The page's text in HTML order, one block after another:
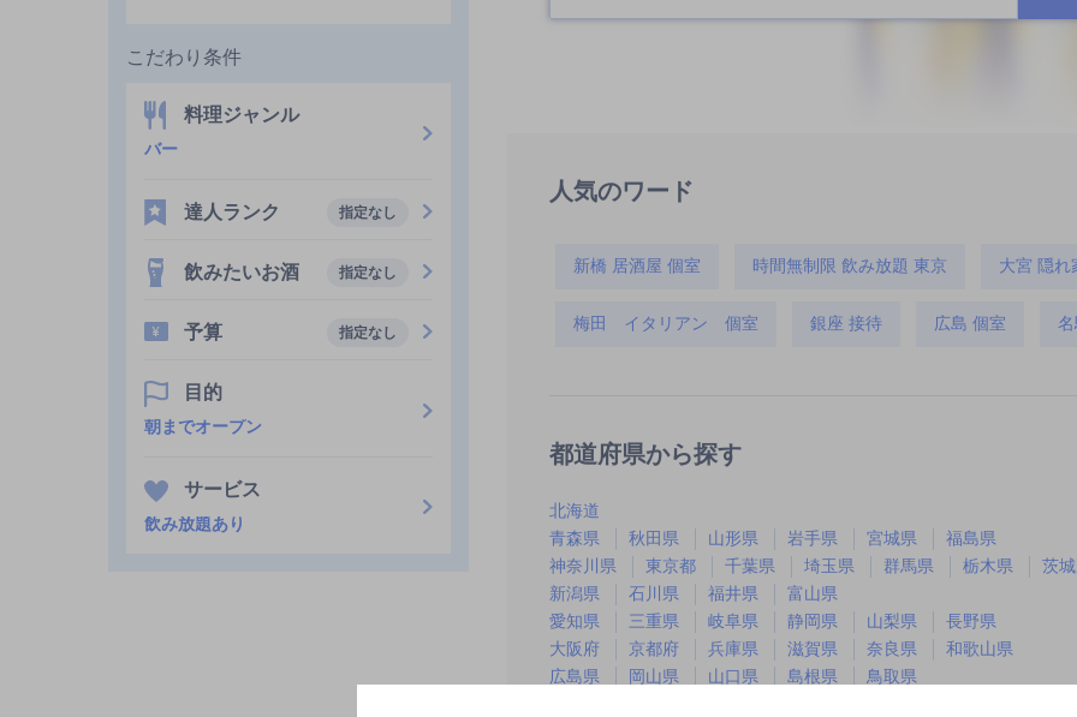
人気のワード
新橋 居酒屋 個室 時間無制限 飲み放題 東京 大宮 隠れ
梅田 イタリアン 個室 銀座 接待 広島 個室
都道府県から探す
北海道
青森県
秋田県 山形県 岩手県 宮城県
福島県
神奈川県
東京都 千葉県 埼玉県 群馬県 栃木県
茨
新潟県
石川県 福井県
富山県
愛知県
三重県 岐阜県 静岡県 山梨県
長野県
大阪府
京都府 兵庫県 滋賀県 奈良県
和歌山県
広島県
岡山県 山口県 島根県
鳥取県
こだわり条件
料理ジャンル
バー
達人ランク 指定なし
飲みたいお酒 指定なし
予算 指定なし
目的
朝までオープン
サービス
飲み放題あり